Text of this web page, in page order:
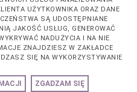
usługę
UŻYTKOWNIKA ORAZ DANE
SĄ UDOSTĘPNIANE
JAKOŚĆ USŁUG, GENEROWAĆ
NADUŻYCIA I NA NIE
ZNAJDZIESZ W ZAKŁADCE
SIĘ NA WYKORZYSTYWANIE
ZGADZAM SIĘ